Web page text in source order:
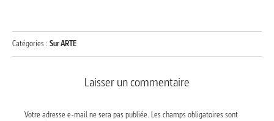
Catégories : Sur ARTE
Laisser un commentaire
Votre adresse e-mail ne sera pas publiée. Les champs obligatoires sont